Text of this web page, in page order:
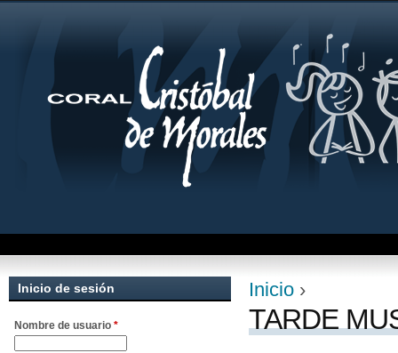
Se encuentra
Inicio ›
TARDE
Inicio de sesión
Nombre de usuario *